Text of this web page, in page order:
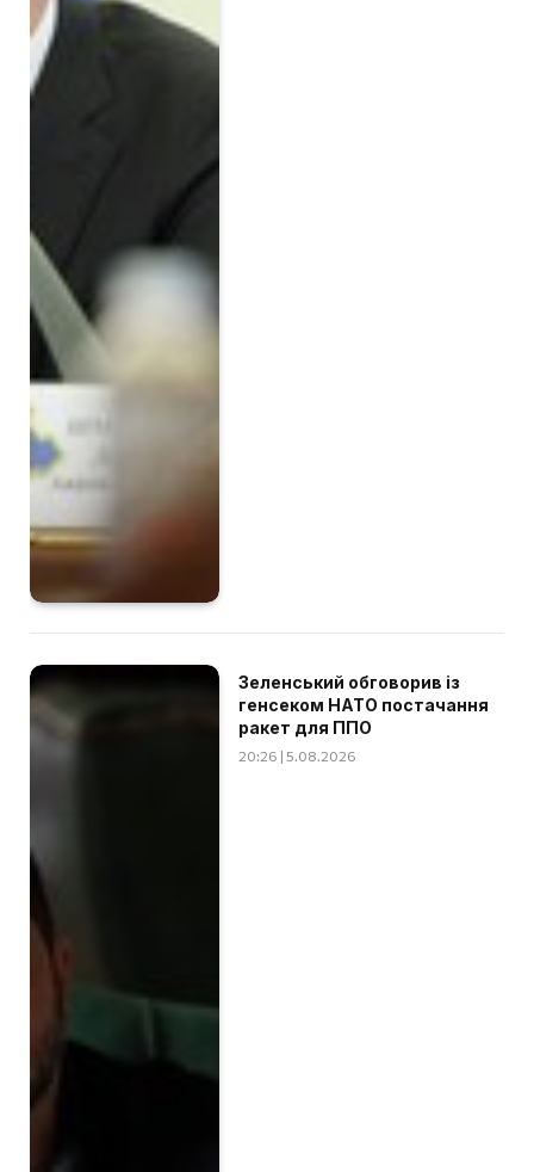
Зеленський обговорив із
генсеком НАТО постачання
ракет для ППО
20:26 | 5.08.2026